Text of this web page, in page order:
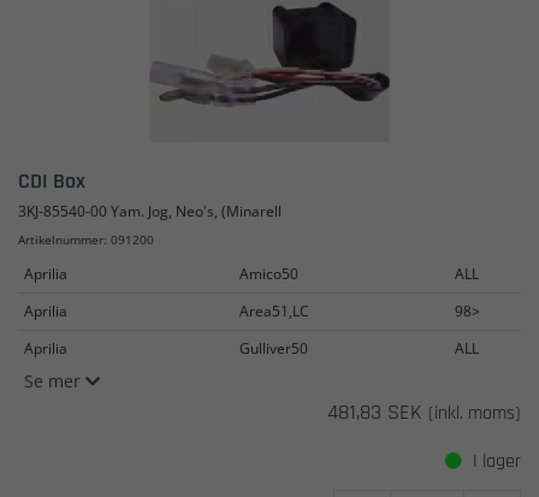
CDI Box
3KJ-85540-00 Yam. Jog, Neo's, (Minarell
Artikelnummer: 091200
Aprilia Amico50
ALL
Aprilia
Area51,LC
98>
Aprilia
Gulliver50 ALL
Se mer
481,83 SEK (inkl. moms)
I lager